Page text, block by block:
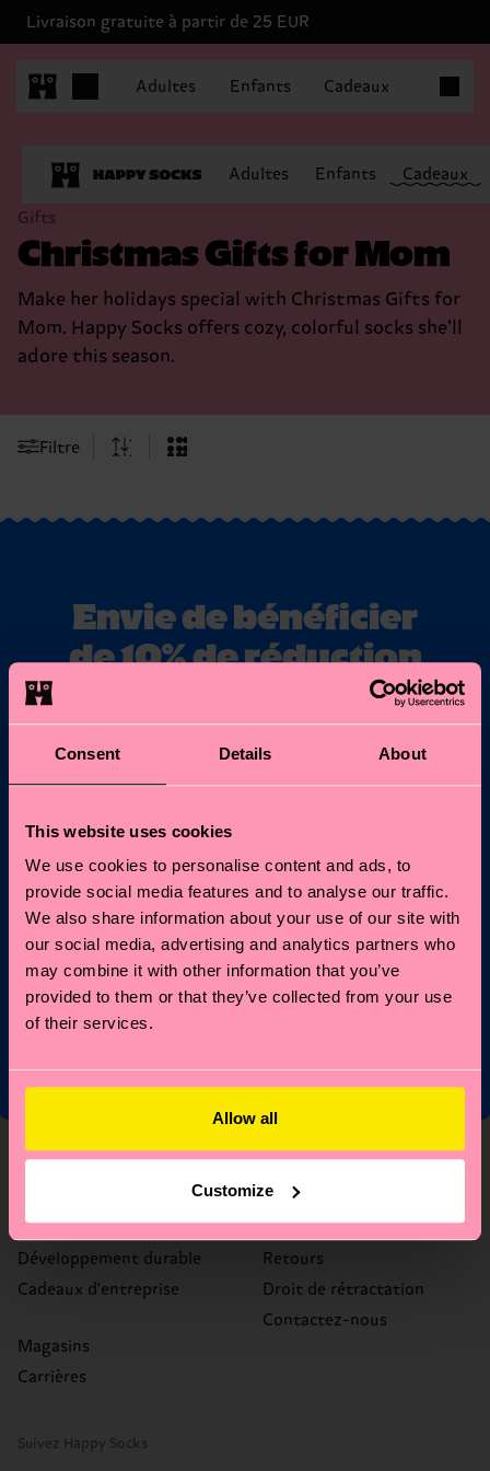
Consent Details About
This website uses cookies
We use cookies to personalise content and ads, to
provide social media features and to analyse our traffic.
We also share information about your use of our site with
our social media, advertising and analytics partners who
may combine it with other information that you’ve
provided to them or that they’ve collected from your use
of their services.
Allow all
Customize
Livraison gratuite à partir de 25 EUR
Adultes Enfants Cadeaux
Adultes Enfants Cadeaux
Gifts
Christmas Gifts for Mom
Make her holidays special with Christmas Gifts for
Mom. Happy Socks offers cozy, colorful socks she’ll
adore this season.
Filtre
Envie de bénéficier
de 10% de réduction
sur votre première
commande ?
Abonnez-vous aux mises à jour de Happy Socks pour
actualités et offres.
Inscription
*Ne peut pas être combiné avec d'autres offres ou utilisé sur les
éditions limitées/spéciales et les articles en solde. En vous
inscrivant, vous acceptez nos conditions. politique de
À propos de nous
Blog heureux
Développement durable
Cadeaux d'entreprise
Magasins
Carrières
Aide
FAQ (Foire aux questions)
Délais de livraison et coûts
Retours
Droit de rétractation
Contactez-nous
Suivez Happy Socks